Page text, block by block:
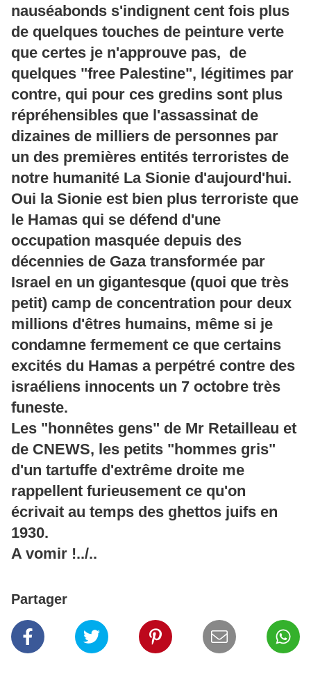
nauséabonds s'indignent cent fois plus
de quelques touches de peinture verte
que certes je n'approuve pas, de
quelques "free Palestine", légitimes par
contre, qui pour ces gredins sont plus
répréhensibles que l'assassinat de
dizaines de milliers de personnes par
un des premières entités terroristes de
notre humanité La Sionie d'aujourd'hui.
Oui la Sionie est bien plus terroriste que
le Hamas qui se défend d'une
occupation masquée depuis des
décennies de Gaza transformée par
Israel en un gigantesque (quoi que très
petit) camp de concentration pour deux
millions d'êtres humains, même si je
condamne fermement ce que certains
excités du Hamas a perpétré contre des
israéliens innocents un 7 octobre très
funeste.
Les "honnêtes gens" de Mr Retailleau et
de CNEWS, les petits "hommes gris"
d'un tartuffe d'extrême droite me
rappellent furieusement ce qu'on
écrivait au temps des ghettos juifs en
1930.
A vomir !../..
Partager